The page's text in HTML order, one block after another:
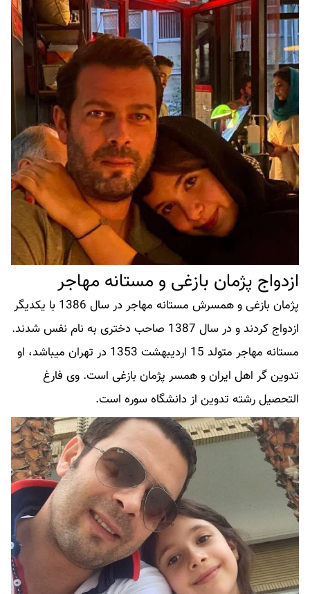
ازدواج پژمان بازغی و مستانه مهاجر
پژمان بازغی و همسرش مستانه مهاجر در سال 1386 با یکدیگر
ازدواج کردند و در سال 1387 صاحب دختری به نام نفس شدند.
مستانه مهاجر متولد 15 اردیبهشت 1353 در تهران میباشد، او
تدوین گر اهل ایران و همسر پژمان بازغی است. وی فارغ
التحصیل رشته تدوین از دانشگاه سوره است.